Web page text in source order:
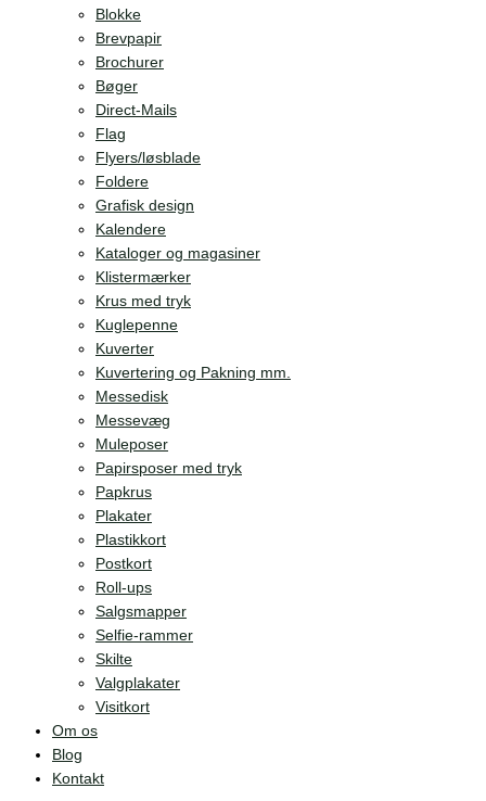
Blokke
Brevpapir
Brochurer
Bøger
Direct-Mails
Flag
Flyers/løsblade
Foldere
Grafisk design
Kalendere
Kataloger og magasiner
Klistermærker
Krus med tryk
Kuglepenne
Kuverter
Kuvertering og Pakning mm.
Messedisk
Messevæg
Muleposer
Papirsposer med tryk
Papkrus
Plakater
Plastikkort
Postkort
Roll-ups
Salgsmapper
Selfie-rammer
Skilte
Valgplakater
Visitkort
Om os
Blog
Kontakt